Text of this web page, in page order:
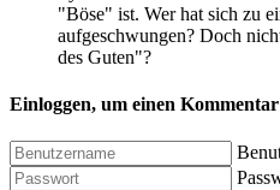
"Böse" ist. Wer hat sich zu
aufgeschwungen? Doch
des Guten"?
Einloggen, um einen